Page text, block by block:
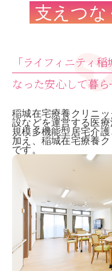
支えつな
「ライフィニティ稲
なった安心して暮ら
稲城在宅療養クリニ
設などを運営する医
規模多機能型居宅介
加え、稲城在宅療養
です。